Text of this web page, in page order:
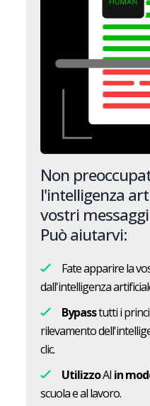
Non
l'intelligenza
vostri
Può aiutarvi:
Fate apparire la
dall'intelligenza
Bypasstutti i
rilevamento
clic.
UtilizzoAI in
scuola e al lavoro.